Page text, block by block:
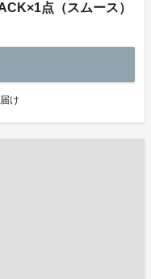
点（スムース）
け